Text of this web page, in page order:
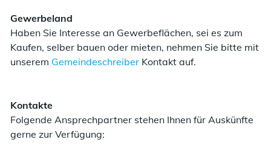
Gewerbeland
Haben Sie Interesse an Gewerbeflächen, sei es zum
Kaufen, selber bauen oder mieten, nehmen Sie bitte mit
unserem Gemeindeschreiber Kontakt auf.
Kontakte
Folgende Ansprechpartner stehen Ihnen für Auskünfte
gerne zur Verfügung: